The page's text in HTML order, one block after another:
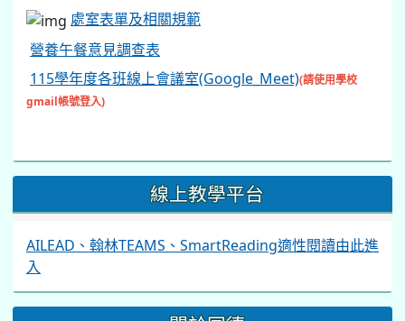
處室表單及相關規範
營養午餐意見調查表
115學年度各班線上會議室(Google_Meet)(請使用學校
gmail帳號登入)
線上教學平台
AILEAD、翰林TEAMS、SmartReading適性閱讀由此進
入